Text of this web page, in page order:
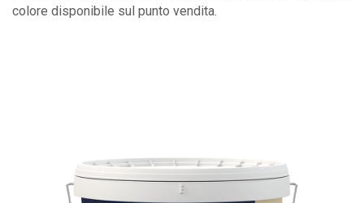
colore disponibile sul punto vendita.